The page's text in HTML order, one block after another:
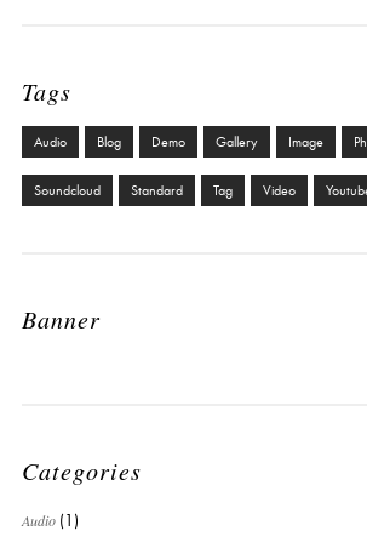
Tags
Audio Blog Demo Gallery Image
Soundcloud Standard Tag Video
Banner
Categories
Audio(1)